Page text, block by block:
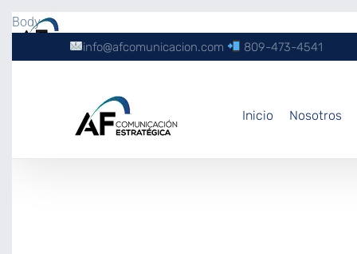
Body
info@afcomunicacion.com 809-473-4541
Inicio Nosotros